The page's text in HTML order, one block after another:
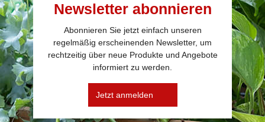
Newsletter abonnieren
Abonnieren Sie jetzt einfach unseren
regelmäßig erscheinenden Newsletter, um
rechtzeitig über neue Produkte und Angebote
informiert zu werden.
Jetzt anmelden